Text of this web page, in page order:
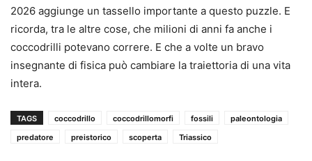
2026 aggiunge un tassello importante a questo puzzle. E
ricorda, tra le altre cose, che milioni di anni fa anche i
coccodrilli potevano correre. E che a volte un bravo
insegnante di fisica può cambiare la traiettoria di una vita
intera.
TAGS coccodrillo coccodrillomorfi fossili
paleontologia
predatore
preistorico scoperta Triassico